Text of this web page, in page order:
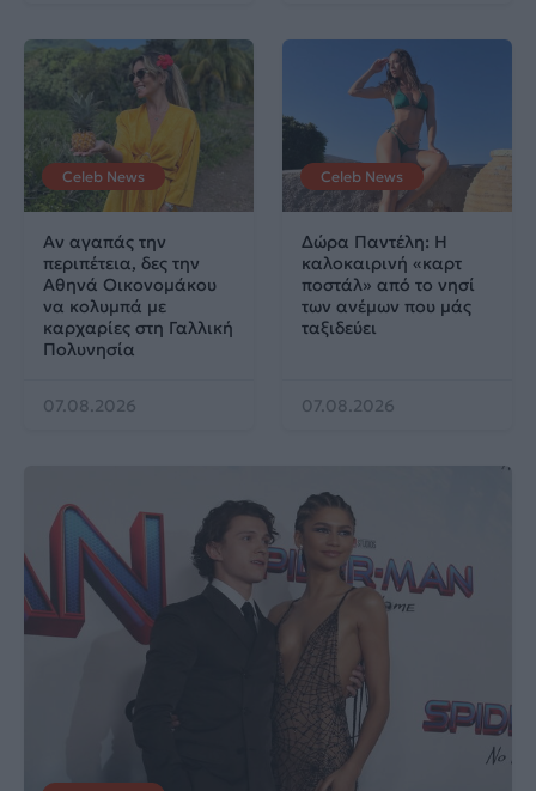
Celeb News
Αν αγαπάς την
περιπέτεια, δες την
Αθηνά Οικονομάκου
να κολυμπά με
καρχαρίες στη Γαλλική
Πολυνησία
07.08.2026
Celeb News
Δώρα Παντέλη: Η
καλοκαιρινή «καρτ
ποστάλ» από το νησί
των ανέμων που μάς
ταξιδεύει
07.08.2026